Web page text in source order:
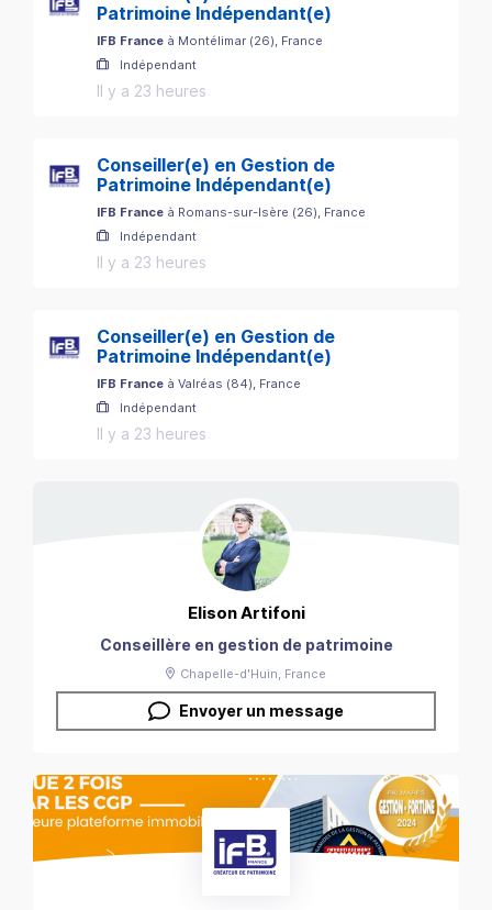
Patrimoine Indépendant(e)
IFB France à Montélimar (26) , France
Indépendant
Il y a 23 heures
Conseiller(e) en Gestion de
Patrimoine Indépendant(e)
IFB France à Romans-sur-Isère (26) , France
Indépendant
Il y a 23 heures
Conseiller(e) en Gestion de
Patrimoine Indépendant(e)
IFB France à Valréas (84) , France
Indépendant
Il y a 23 heures
ElisonArtifoni
Conseillère en gestion de patrimoine
Chapelle-d'Huin , France
Envoyer un message